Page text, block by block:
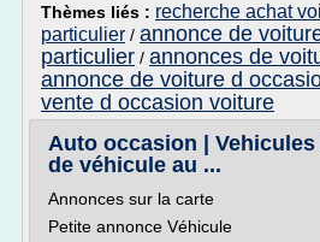
Thèmes liés : recherche achat
particulier / annonce de
particulier / annonces de
annonce de voiture d
vente d occasion voiture
Auto occasion |
de véhicule au ...
Annonces sur la carte
Petite annonce Véhicule